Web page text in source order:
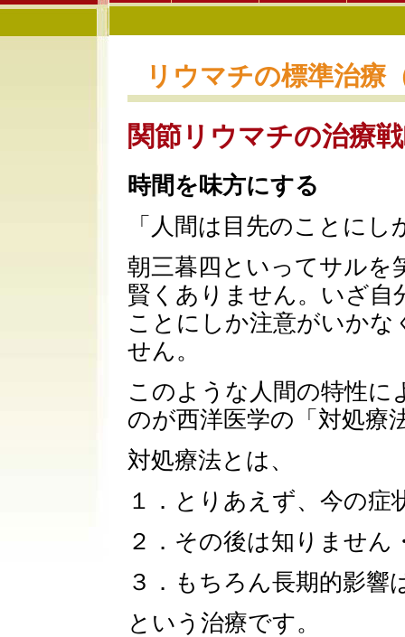
リウマチの標準治療
関節リウマチの治療
時間を味方にする
「人間は目先のことに
朝三暮四といってサルを
賢くありません。いざ自
ことにしか注意がいか
せん。
このような人間の特性に
のが西洋医学の「対処療
対処療法とは、
１．とりあえず、今の症
２．その後は知りません
３．もちろん長期的影響
という治療です。